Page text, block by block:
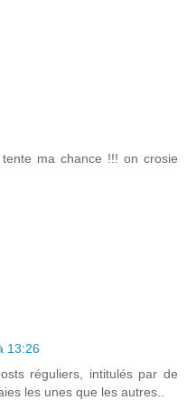
ma chance !!! on crosie
13:26
réguliers, intitulés par de
les unes que les autres..